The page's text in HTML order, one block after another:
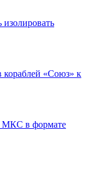
кораблей «Союз» к
МКС в формате